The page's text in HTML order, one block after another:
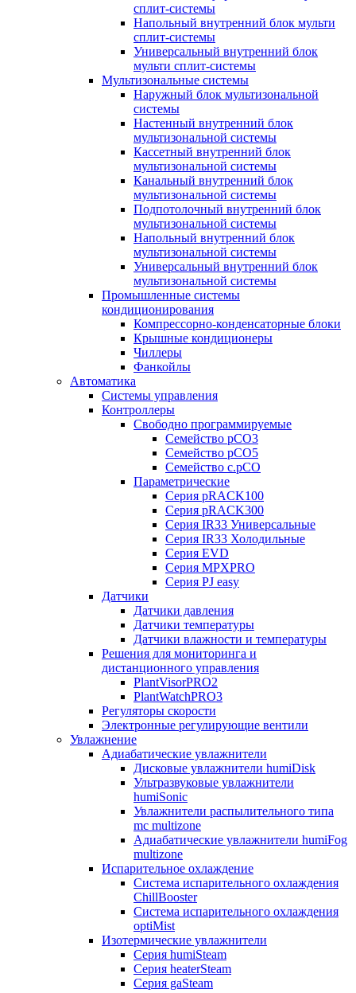
сплит-системы
Напольный внутренний блок мульти
сплит-системы
Универсальный внутренний блок
мульти сплит-системы
Мультизональные системы
Наружный блок мультизональной
системы
Настенный внутренний блок
мультизональной системы
Кассетный внутренний блок
мультизональной системы
Канальный внутренний блок
мультизональной системы
Подпотолочный внутренний блок
мультизональной системы
Напольный внутренний блок
мультизональной системы
Универсальный внутренний блок
мультизональной системы
Промышленные системы
кондиционирования
Компрессорно-конденсаторные блоки
Крышные кондиционеры
Чиллеры
Фанкойлы
Автоматика
Системы управления
Контроллеры
Свободно программируемые
Семейство pCO3
Семейство pCO5
Семейство c.pCO
Параметрические
Серия pRACK100
Серия pRACK300
Серия IR33 Универсальные
Серия IR33 Холодильные
Серия EVD
Серия MPXPRO
Серия PJ easy
Датчики
Датчики давления
Датчики температуры
Датчики влажности и температуры
Решения для мониторинга и
дистанционного управления
PlantVisorPRO2
PlantWatchPRO3
Регуляторы скорости
Электронные регулирующие вентили
Увлажнение
Адиабатические увлажнители
Дисковые увлажнители humiDisk
Ультразвуковые увлажнители
humiSonic
Увлажнители распылительного типа
mc multizone
Адиабатические увлажнители humiFog
multizone
Испарительное охлаждение
Система испарительного охлаждения
ChillBooster
Система испарительного охлаждения
optiMist
Изотермические увлажнители
Серия humiSteam
Серия heaterSteam
Серия gaSteam